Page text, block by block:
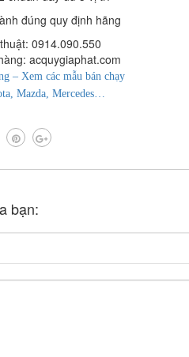
đúng quy định hãng
0914.090.550
acquygiaphat.com
– Xem các mẫu bán chạy
Mazda, Mercedes…
bạn: